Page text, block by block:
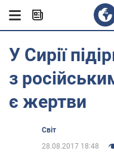
У Сирії
з
є жертви
Світ
28.08.2017 18:48